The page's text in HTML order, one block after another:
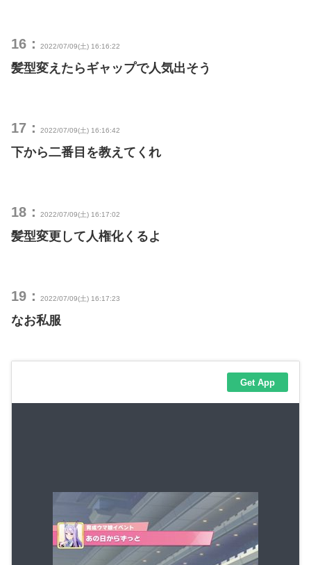
16： 2022/07/09(土) 16:16:22
髪型変えたらギャップで人気出そう
17： 2022/07/09(土) 16:16:42
下から二番目を教えてくれ
18： 2022/07/09(土) 16:17:02
髪型変更して人権化くるよ
19： 2022/07/09(土) 16:17:23
なお私服